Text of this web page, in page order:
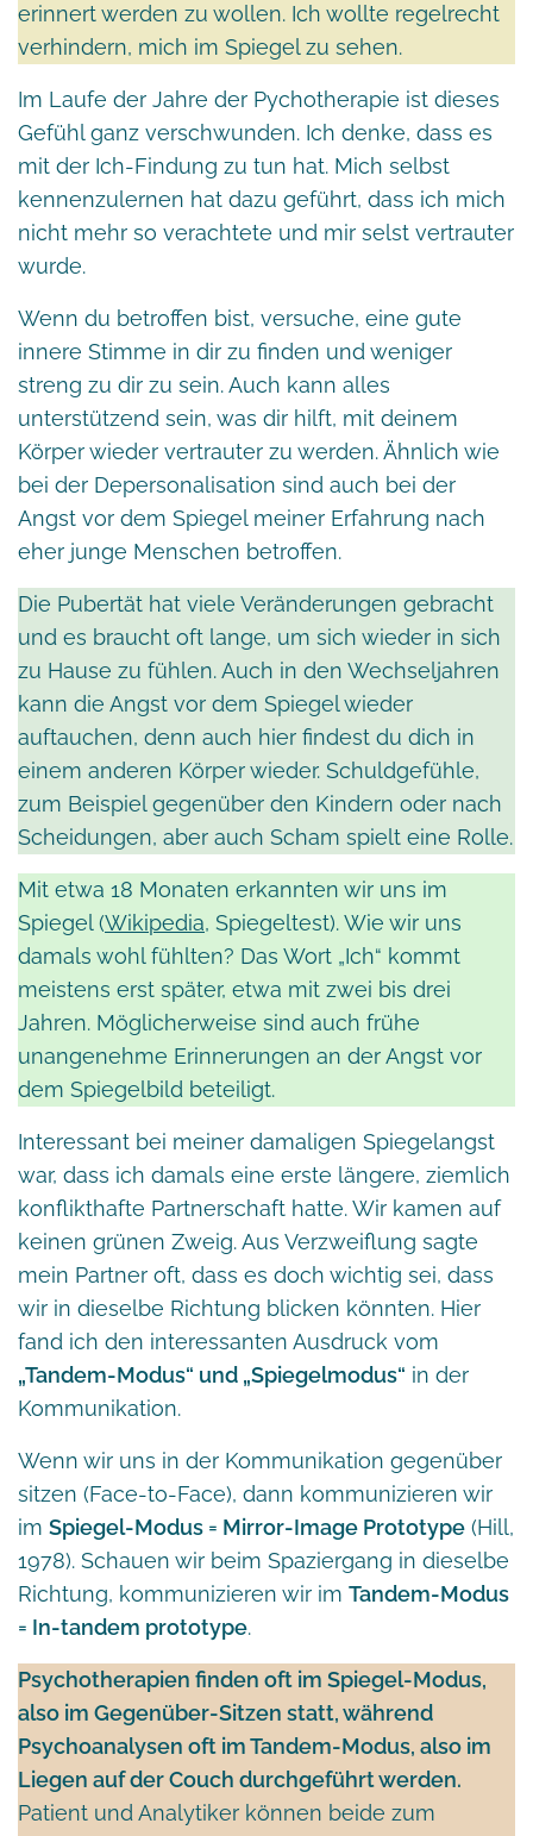
erinnert werden zu wollen. Ich wollte regelrecht
verhindern, mich im Spiegel zu sehen.
Im Laufe der Jahre der Pychotherapie ist dieses
Gefühl ganz verschwunden. Ich denke, dass es
mit der Ich-Findung zu tun hat. Mich selbst
kennenzulernen hat dazu geführt, dass ich mich
nicht mehr so verachtete und mir selst vertrauter
wurde.
Wenn du betroffen bist, versuche, eine gute
innere Stimme in dir zu finden und weniger
streng zu dir zu sein. Auch kann alles
unterstützend sein, was dir hilft, mit deinem
Körper wieder vertrauter zu werden. Ähnlich wie
bei der Depersonalisation sind auch bei der
Angst vor dem Spiegel meiner Erfahrung nach
eher junge Menschen betroffen.
Die Pubertät hat viele Veränderungen gebracht
und es braucht oft lange, um sich wieder in sich
zu Hause zu fühlen. Auch in den Wechseljahren
kann die Angst vor dem Spiegel wieder
auftauchen, denn auch hier findest du dich in
einem anderen Körper wieder. Schuldgefühle,
zum Beispiel gegenüber den Kindern oder nach
Scheidungen, aber auch Scham spielt eine Rolle.
Mit etwa 18 Monaten erkannten wir uns im
Spiegel (Wikipedia, Spiegeltest). Wie wir uns
damals wohl fühlten? Das Wort „Ich“ kommt
meistens erst später, etwa mit zwei bis drei
Jahren. Möglicherweise sind auch frühe
unangenehme Erinnerungen an der Angst vor
dem Spiegelbild beteiligt.
Interessant bei meiner damaligen Spiegelangst
war, dass ich damals eine erste längere, ziemlich
konflikthafte Partnerschaft hatte. Wir kamen auf
keinen grünen Zweig. Aus Verzweiflung sagte
mein Partner oft, dass es doch wichtig sei, dass
wir in dieselbe Richtung blicken könnten. Hier
fand ich den interessanten Ausdruck vom
„Tandem-Modus“ und „Spiegelmodus“ in der
Kommunikation.
Wenn wir uns in der Kommunikation gegenüber
sitzen (Face-to-Face), dann kommunizieren wir
im Spiegel-Modus = Mirror-Image Prototype (Hill,
1978). Schauen wir beim Spaziergang in dieselbe
Richtung, kommunizieren wir im Tandem-Modus
= In-tandem prototype.
Psychotherapien finden oft im Spiegel-Modus,
also im Gegenüber-Sitzen statt, während
Psychoanalysen oft im Tandem-Modus, also im
Liegen auf der Couch durchgeführt werden.
Patient und Analytiker können beide zum